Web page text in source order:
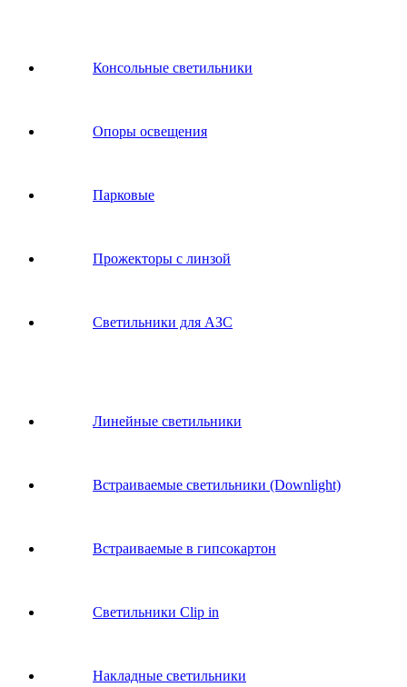
Консольные светильники
Опоры освещения
Парковые
Прожекторы с линзой
Светильники для АЗС
Линейные светильники
Встраиваемые светильники (Downlight)
Встраиваемые в гипсокартон
Светильники Clip in
Накладные светильники